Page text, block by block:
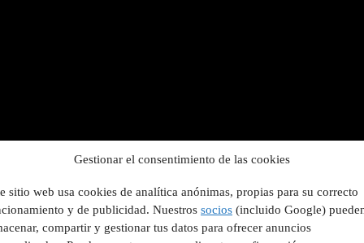
Gestionar el consentimiento de las cookies
sitio web usa cookies de analítica anónimas, propias para su correcto
y de publicidad. Nuestros socios (incluido Google)
compartir y gestionar tus datos para ofrecer anuncios